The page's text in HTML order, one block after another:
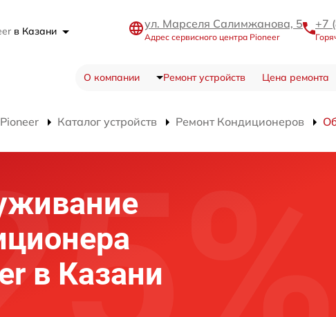
в Казани
ул. Марселя Салимжанова, 5
Адрес сервисного центра Pioneer
+7
О компании Ремонт устройств Цена ремонта
Каталог устройств Ремонт Кондиционеров
в Казани